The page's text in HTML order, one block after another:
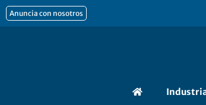
al
Anuncia con nosotros